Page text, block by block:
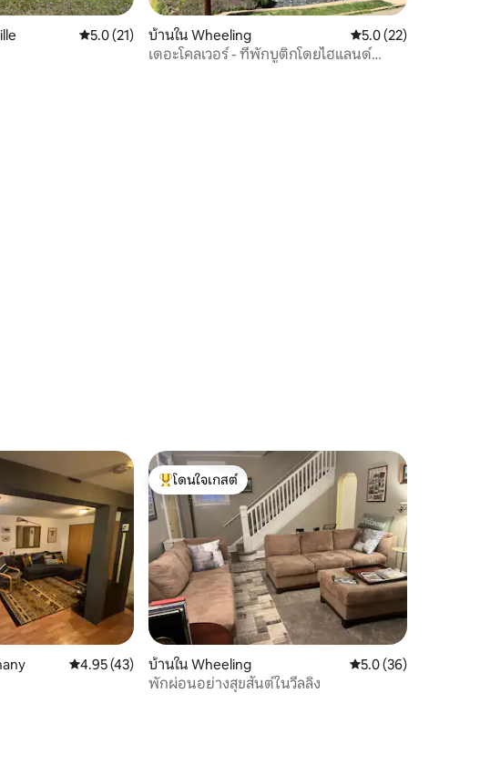
คะแนนเฉลี่ย 5.0 จาก 5, 21 รีวิว
5.0 (21)
บ้านใน Wheeling คะแนนเฉลี่ย 5.0 จาก
5.0 (22)
เดอะโคลเวอร์ - ที่พักบูติกโดยไฮแลนด์
คะแนนเฉลี่ย 4.95 จาก 5, 43 รีวิว
4.95 (43)
โดนใจเกสต์ที่สุด
โดนใจเกสต์
บ้านใน Wheeling คะแนนเฉลี่ย 5.0 จาก
5.0 (36)
พักผ่อนอย่างสุขสันต์ในวีลลิง